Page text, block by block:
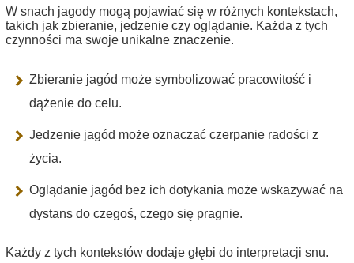
W snach jagody mogą pojawiać się w różnych kontekstach,
takich jak zbieranie, jedzenie czy oglądanie. Każda z tych
czynności ma swoje unikalne znaczenie.
Zbieranie jagód może symbolizować pracowitość i
dążenie do celu.
Jedzenie jagód może oznaczać czerpanie radości z
życia.
Oglądanie jagód bez ich dotykania może wskazywać na
dystans do czegoś, czego się pragnie.
Każdy z tych kontekstów dodaje głębi do interpretacji snu.